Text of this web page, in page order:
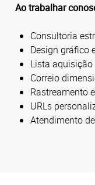
Ao trabalhar
Consultoria
Design gráfico
Lista aquisição
Correio
Rastreamento
URLs
Atendimento